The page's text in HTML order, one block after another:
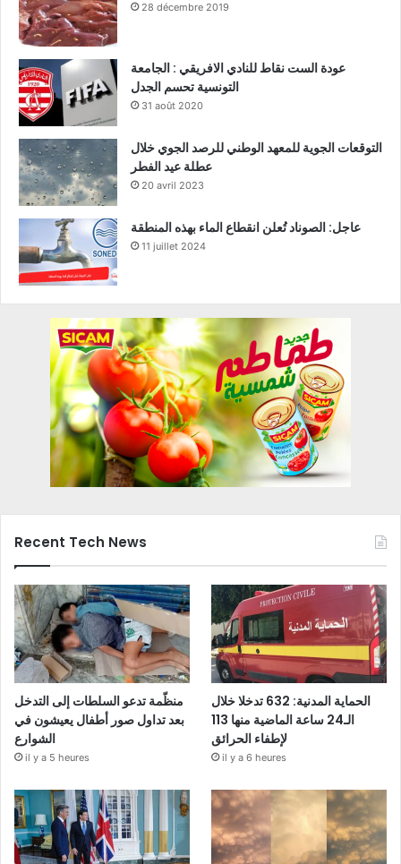
28 décembre 2019
عودة الست نقاط للنادي الافريقي : الجامعة
التونسية تحسم الجدل
31 août 2020
التوقعات الجوية للمعهد الوطني للرصد الجوي خلال
عطلة عيد الفطر
20 avril 2023
عاجل: الصوناد تُعلن انقطاع الماء بهذه المنطقة
11 juillet 2024
Recent Tech News
منظّمة تدعو السلطات إلى التدخل
بعد تداول صور أطفال يعيشون في
الشوارع
il y a 5 heures
الحماية المدنية: 632 تدخلا خلال
الـ24 ساعة الماضية منها 113
لإطفاء الحرائق
il y a 6 heures